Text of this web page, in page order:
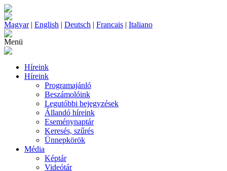
Magyar| English | Deutsch | Francais | Italiano
Menü
Híreink
Híreink
Programajánló
Beszámolóink
Legutóbbi bejegyzések
Állandó híreink
Eseménynaptár
Keresés, szűrés
Ünnepkörök
Média
Képtár
Videótár